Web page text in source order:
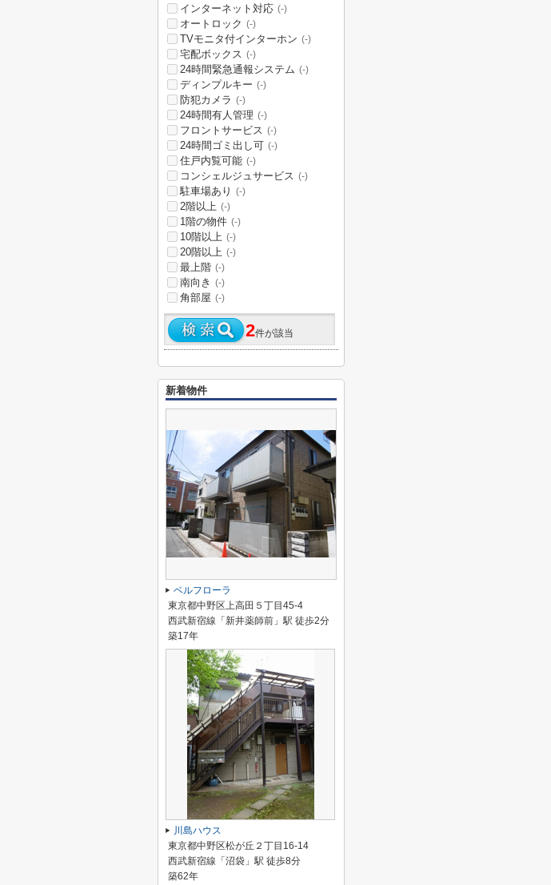
インターネット対応 (-)
オートロック (-)
TVモニタ付インターホン (-)
宅配ボックス (-)
24時間緊急通報システム (-)
ディンプルキー (-)
防犯カメラ (-)
24時間有人管理 (-)
フロントサービス (-)
24時間ゴミ出し可 (-)
住戸内覧可能 (-)
コンシェルジュサービス (-)
駐車場あり (-)
2階以上 (-)
1階の物件 (-)
10階以上 (-)
20階以上 (-)
最上階 (-)
南向き (-)
角部屋 (-)
2件が該当
新着物件
ベルフローラ
東京都中野区上高田５丁目45-4
西武新宿線「新井薬師前」駅 徒歩2分
築17年
川島ハウス
東京都中野区松が丘２丁目16-14
西武新宿線「沼袋」駅 徒歩8分
築62年